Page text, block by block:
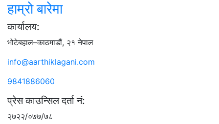
हाम्राे बारेमा
कार्यालय:
भोटेबहाल–काठमाडौं, २१ नेपाल
info@aarthiklagani.com
9841886060
प्रेस काउन्सिल दर्ता नं:
२७२२/०७७/७८